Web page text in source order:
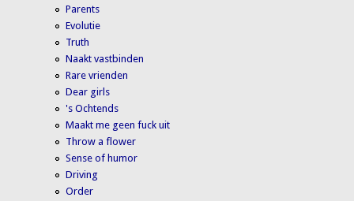
Parents
Evolutie
Truth
Naakt vastbinden
Rare vrienden
Dear girls
's Ochtends
Maakt me geen fuck uit
Throw a flower
Sense of humor
Driving
Order